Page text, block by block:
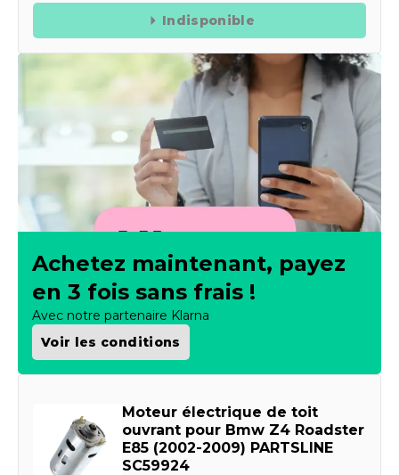
Indisponible
Achetez maintenant, payez
en 3 fois sans frais !
Avec notre partenaire Klarna
Voir les conditions
Moteur électrique de toit
ouvrant pour Bmw Z4 Roadster
E85 (2002-2009) PARTSLINE
SC59924